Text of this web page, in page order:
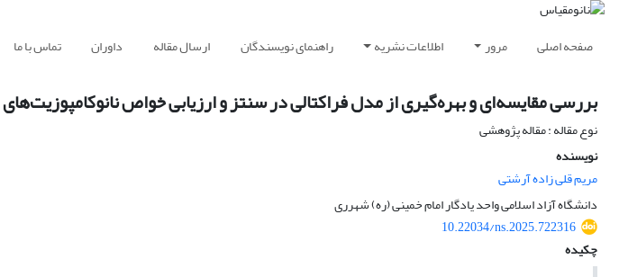
صفحه اصلی مرور اطلاعات نشریه راهنمای نویسندگان ارسال مقاله داوران تماس با ما
بررسی مقایسه‌ای و بهره‌گیری از مدل فراکتالی در سنتز و ارزیابی خواص نانوکامپوزیت‌های Zn-Mg-Cu
نوع مقاله : مقاله پژوهشی
نویسنده
مریم قلی زاده آرشتی
دانشگاه آزاد اسلامی واحد یادگار امام خمینی (ره) شهرری
10.22034/ns.2025.722316
چکیده